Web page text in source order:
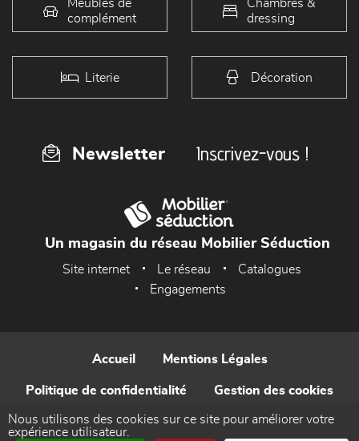
Meubles de
complément
Chambres &
dressing
Literie Décoration
Newsletter Inscrivez-vous !
Un magasin du réseau Mobilier Séduction
Site internet Le réseau
Catalogues
Engagements
Accueil Mentions Légales
Politique de confidentialité Gestion des cookies
Contact
Nous utilisons des cookies sur ce site pour améliorer votre
expérience utilisateur.